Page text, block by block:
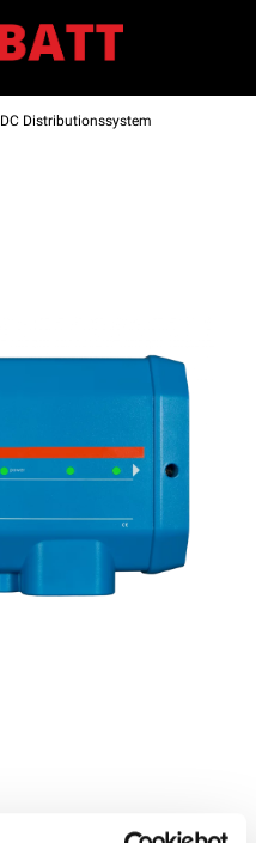
DC Distributionssystem